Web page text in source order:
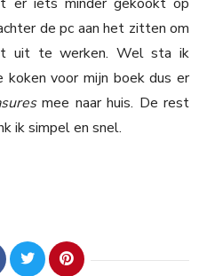
de pc aan het zitten om
uit te werken. Wel sta ik
koken voor mijn boek dus er
mee naar huis. De rest
ik simpel en snel.